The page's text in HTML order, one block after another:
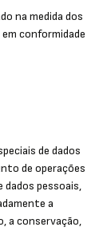
na medida dos
conformidade
de dados
de operações
dados pessoais,
a
a conservação,